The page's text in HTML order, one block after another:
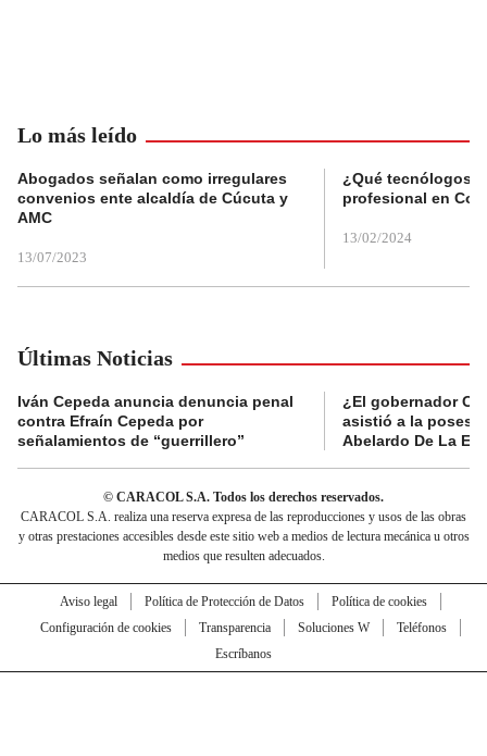
Lo más leído
Abogados señalan como irregulares
convenios ente alcaldía de Cúcuta y
AMC
13/07/2023
¿Qué tecnólogos
profesional en
13/02/2024
Últimas Noticias
Iván Cepeda anuncia denuncia penal
contra Efraín Cepeda por
señalamientos de “guerrillero”
¿El gobernador
asistió a la
Abelardo De La
© CARACOL S.A. Todos los derechos reservados.
CARACOL S.A. realiza una reserva expresa de las reproducciones y usos de las obras
y otras prestaciones accesibles desde este sitio web a medios de lectura mecánica u otros
medios que resulten adecuados.
Aviso legal Política de Protección de Datos
Política de cookies
Configuración de cookies
Transparencia Soluciones W
Teléfonos
Escríbanos